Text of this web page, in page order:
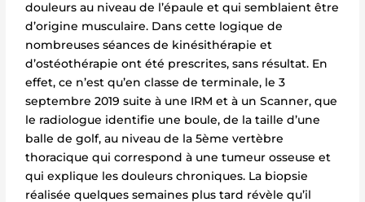
douleurs au niveau de l’épaule et qui semblaient être
d’origine musculaire. Dans cette logique de
nombreuses séances de kinésithérapie et
d’ostéothérapie ont été prescrites, sans résultat. En
effet, ce n’est qu’en classe de terminale, le 3
septembre 2019 suite à une IRM et à un Scanner, que
le radiologue identifie une boule, de la taille d’une
balle de golf, au niveau de la 5ème vertèbre
thoracique qui correspond à une tumeur osseuse et
qui explique les douleurs chroniques. La biopsie
réalisée quelques semaines plus tard révèle qu’il